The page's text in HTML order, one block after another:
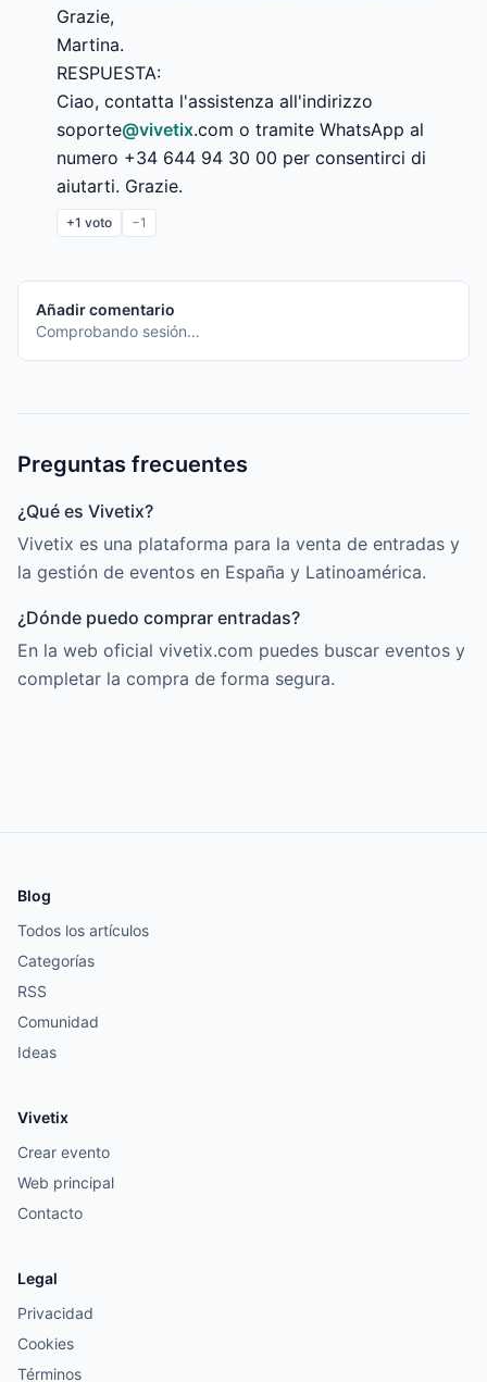
Grazie,
Martina.
RESPUESTA:
Ciao, contatta l'assistenza all'indirizzo
soporte@vivetix.com o tramite WhatsApp al
numero +34 644 94 30 00 per consentirci di
aiutarti. Grazie.
+1 voto −1
Añadir comentario
Comprobando sesión…
Preguntas frecuentes
¿Qué es Vivetix?
Vivetix es una plataforma para la venta de entradas y
la gestión de eventos en España y Latinoamérica.
¿Dónde puedo comprar entradas?
En la web oficial vivetix.com puedes buscar eventos y
completar la compra de forma segura.
Blog
Todos los artículos
Categorías
RSS
Comunidad
Ideas
Vivetix
Crear evento
Web principal
Contacto
Legal
Privacidad
Cookies
Términos